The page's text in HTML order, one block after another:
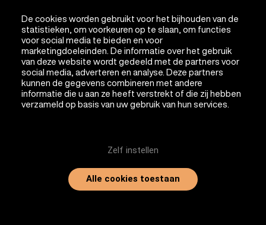
De cookies worden gebruikt voor het bijhouden van de
statistieken, om voorkeuren op te slaan, om functies
voor social media te bieden en voor
marketingdoeleinden. De informatie over het gebruik
van deze website wordt gedeeld met de partners voor
social media, adverteren en analyse. Deze partners
kunnen de gegevens combineren met andere
informatie die u aan ze heeft verstrekt of die zij hebben
verzameld op basis van uw gebruik van hun services.
Zelf instellen
Alle cookies toestaan